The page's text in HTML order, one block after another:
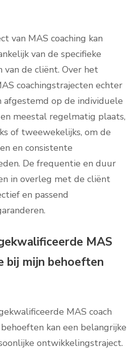
van MAS coaching kan
van de specifieke
van de cliënt. Over het
coachingstrajecten echter
afgestemd op de individuele
meestal regelmatig plaats,
of tweewekelijks, om de
en consistente
De frequentie en duur
in overleg met de cliënt
en passend
MAS
bij mijn behoeften
MAS coach
kan een belangrijke
ontwikkelingstraject.